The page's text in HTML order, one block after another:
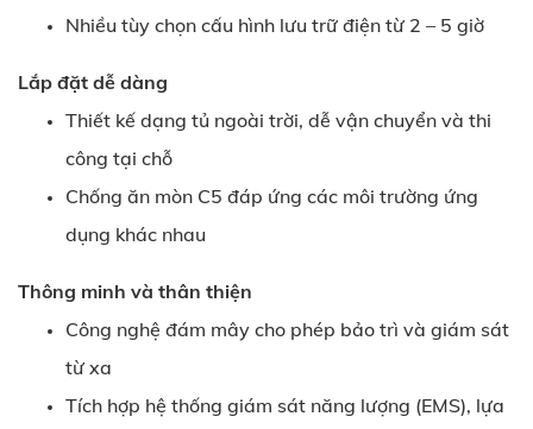
Nhiều tùy chọn cấu hình lưu trữ điện từ 2 – 5 giờ
Lắp đặt dễ dàng
Thiết kế dạng tủ ngoài trời, dễ vận chuyển và thi
công tại chỗ
Chống ăn mòn C5 đáp ứng các môi trường ứng
dụng khác nhau
Thông minh và thân thiện
Công nghệ đám mây cho phép bảo trì và giám sát
từ xa
Tích hợp hệ thống giám sát năng lượng (EMS), lựa